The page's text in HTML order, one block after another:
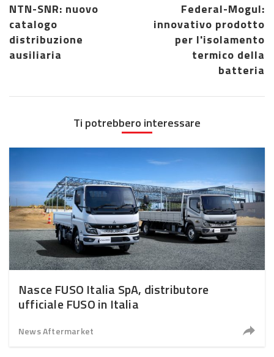
NTN-SNR: nuovo
catalogo
distribuzione
ausiliaria
Federal-Mogul:
innovativo prodotto
per l'isolamento
termico della
batteria
Ti potrebbero interessare
Nasce FUSO Italia SpA, distributore
ufficiale FUSO in Italia
News Aftermarket